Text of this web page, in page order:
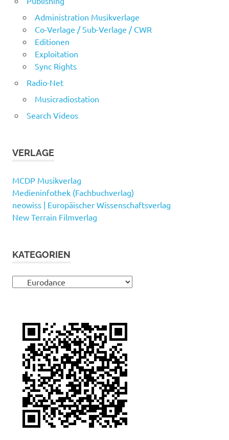
Administration Musikverlage
Co-Verlage / Sub-Verlage / CWR
Editionen
Exploitation
Sync Rights
Radio-Net
Musicradiostation
Search Videos
VERLAGE
MCDP Musikverlag
Medieninfothek (Fachbuchverlag)
neowiss | Europäischer Wissenschaftsverlag
New Terrain Filmverlag
KATEGORIEN
Kategorien